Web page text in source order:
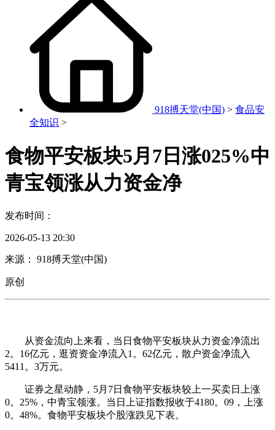
918搏天堂(中国) > 食品安
全知识 >
食物平安板块5月7日涨025%中
青宝领涨从力资金净
发布时间：
2026-05-13 20:30
来源： 918搏天堂(中国)
原创
从资金流向上来看，当日食物平安板块从力资金净流出
2。16亿元，逛资资金净流入1。62亿元，散户资金净流入
5411。3万元。
证券之星动静，5月7日食物平安板块较上一买卖日上涨
0。25%，中青宝领涨。当日上证指数报收于4180。09，上涨
0。48%。食物平安板块个股涨跌见下表。